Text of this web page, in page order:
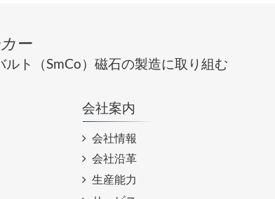
ー
ト（SmCo）磁石の製造に取り組む
会社案内
会社情報
会社沿革
生産能力